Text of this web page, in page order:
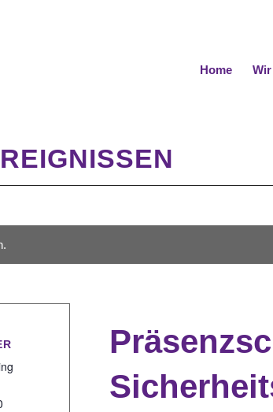
Home